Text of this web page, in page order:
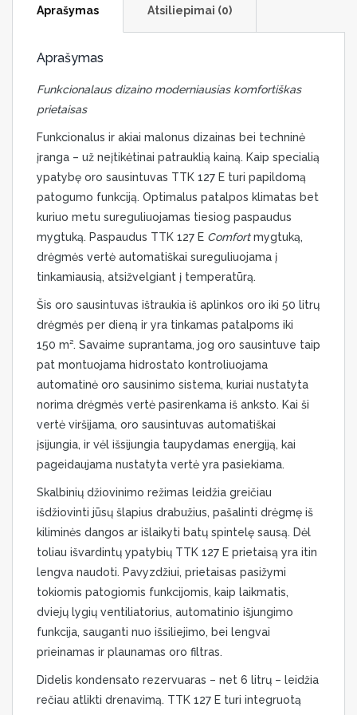
Aprašymas Atsiliepimai (0)
Aprašymas
Funkcionalaus dizaino moderniausias komfortiškas
prietaisas
Funkcionalus ir akiai malonus dizainas bei techninė
įranga – už neįtikėtinai patrauklią kainą. Kaip specialią
ypatybę oro sausintuvas TTK 127 E turi papildomą
patogumo funkciją. Optimalus patalpos klimatas bet
kuriuo metu sureguliuojamas tiesiog paspaudus
mygtuką. Paspaudus TTK 127 E Comfortmygtuką,
drėgmės vertė automatiškai sureguliuojama į
tinkamiausią, atsižvelgiant į temperatūrą.
Šis oro sausintuvas ištraukia iš aplinkos oro iki 50 litrų
drėgmės per dieną ir yra tinkamas patalpoms iki
150 m². Savaime suprantama, jog oro sausintuve taip
pat montuojama hidrostato kontroliuojama
automatinė oro sausinimo sistema, kuriai nustatyta
norima drėgmės vertė pasirenkama iš anksto. Kai ši
vertė viršijama, oro sausintuvas automatiškai
įsijungia, ir vėl išsijungia taupydamas energiją, kai
pageidaujama nustatyta vertė yra pasiekiama.
Skalbinių džiovinimo režimas leidžia greičiau
išdžiovinti jūsų šlapius drabužius, pašalinti drėgmę iš
kiliminės dangos ar išlaikyti batų spintelę sausą. Dėl
toliau išvardintų ypatybių TTK 127 E prietaisą yra itin
lengva naudoti. Pavyzdžiui, prietaisas pasižymi
tokiomis patogiomis funkcijomis, kaip laikmatis,
dviejų lygių ventiliatorius, automatinio išjungimo
funkcija, sauganti nuo išsiliejimo, bei lengvai
prieinamas ir plaunamas oro filtras.
Didelis kondensato rezervuaras – net 6 litrų – leidžia
rečiau atlikti drenavimą. TTK 127 E turi integruotą